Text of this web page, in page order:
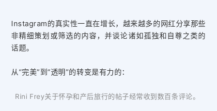
Instagram的真实性一直在增长，越来越多的网红分享那些
非精细策划或筛选的内容，并谈论诸如孤独和自尊之类的
话题。
从“完美”到“透明”的转变是有力的：
Rini Frey关于怀孕和产后旅行的帖子经常收到数百条评论。